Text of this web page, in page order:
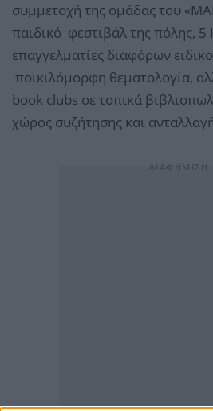
συμμετοχή της ομάδας του
παιδικό φεστιβάλ της πόλης,
επαγγελματίες διαφόρων
ποικιλόμορφη θεματολογία,
book clubs σε τοπικά
χώρος συζήτησης και